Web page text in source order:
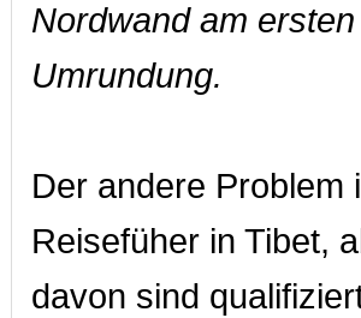
Nordwand am
Umrundung.
Der andere Problem
Reisefüher in Tibet,
davon sind